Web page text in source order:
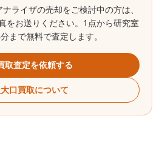
ナライザの売却をご検討中の方は、
をお送りください。1点から研究室
まで無料で査定します。
取査定を依頼する
口買取について